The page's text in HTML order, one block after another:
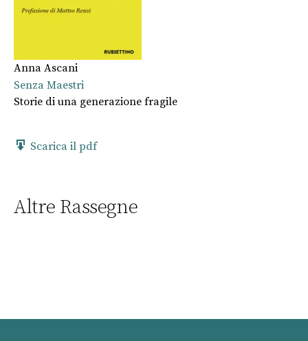
Anna Ascani
Senza Maestri
Storie di una generazione fragile
Scarica il pdf
Altre Rassegne